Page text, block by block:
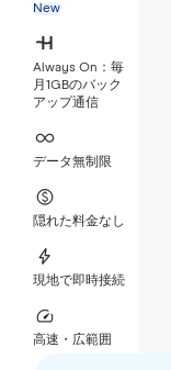
New
Always On：毎
月1GBのバック
アップ通信
データ無制限
隠れた料金なし
現地で即時接続
高速・広範囲